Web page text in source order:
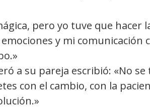
pero yo tuve que hacer
y mi comunicación
a su pareja escribió: «No
con el cambio, con la